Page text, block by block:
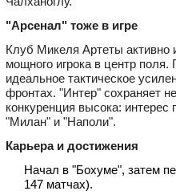
"Арсенал" тоже в игре
Клуб Микеля Артеты активно
мощного игрока в центр поля.
идеальное тактическое
фронтах. "Интер" сохраняет
конкуренция высока:
"Милан" и "Наполи".
Карьера и достижения
Начал в "Бохуме", затем
147 матчах).